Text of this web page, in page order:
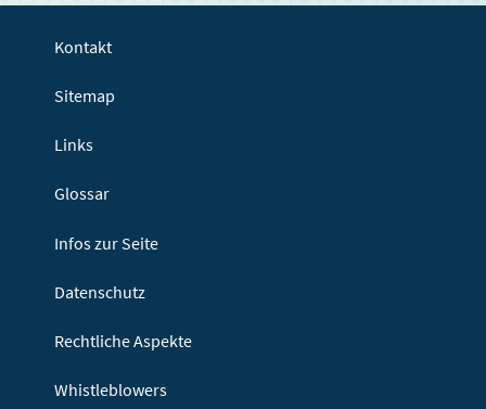
Kontakt
Sitemap
Links
Glossar
Infos zur Seite
Datenschutz
Rechtliche Aspekte
Whistleblowers